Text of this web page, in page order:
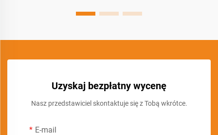
Uzyskaj bezpłatny wycenę
Nasz przedstawiciel skontaktuje się z Tobą wkrótce.
E-mail